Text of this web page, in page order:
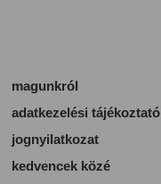
magunkról
adatkezelési tájékoztató
jognyilatkozat
kedvencek közé